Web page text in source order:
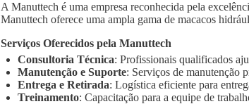
A Manuttech é uma empresa reconhecida pela
Manuttech oferece uma ampla gama de macacos
Serviços Oferecidos pela Manuttech
Consultoria Técnica: Profissionais qualificados
Manutenção e Suporte: Serviços de manutenção
Entrega e Retirada: Logística eficiente para
Treinamento: Capacitação para a equipe de